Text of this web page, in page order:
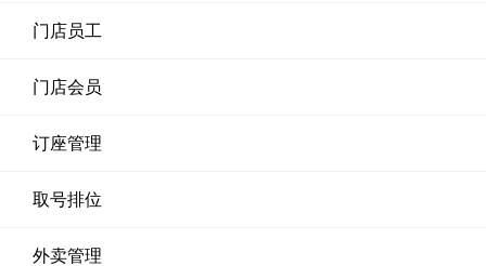
门店员工
门店会员
订座管理
取号排位
外卖管理